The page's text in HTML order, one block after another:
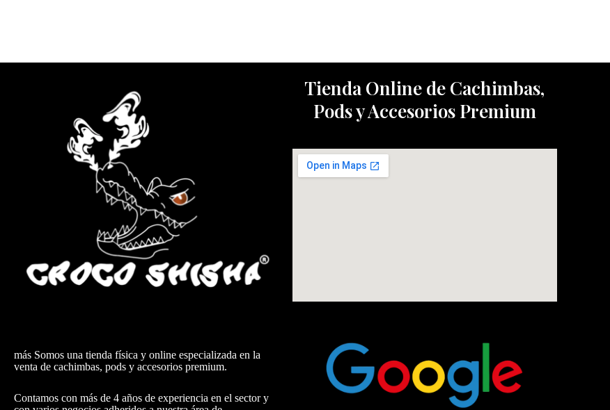
más Somos una tienda física y online especializada en la
venta de cachimbas, pods y accesorios premium.
Contamos con más de 4 años de experiencia en el sector y
Tienda Online de Cachimbas,
Pods y Accesorios Premium